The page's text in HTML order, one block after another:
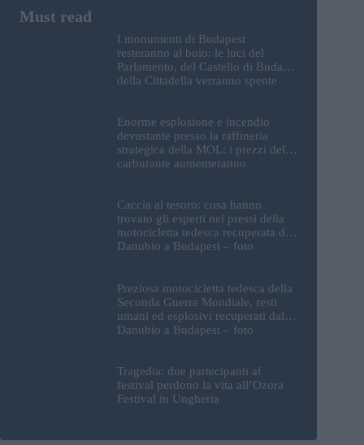
I monumenti di Budapest
resteranno al buio: le luci del
Parlamento, del Castello di Buda e
della Cittadella verranno spente
Enorme esplosione e incendio
devastante presso la raffineria
strategica della MOL: i prezzi del
carburante aumenteranno
Caccia al tesoro: cosa hanno
trovato gli esperti nei pressi della
motocicletta tedesca recuperata dal
Danubio a Budapest – foto
Preziosa motocicletta tedesca della
Seconda Guerra Mondiale, resti
umani ed esplosivi recuperati dal
Danubio a Budapest – foto
Tragedia: due partecipanti al
festival perdono la vita all’Ozora
Festival in Ungheria